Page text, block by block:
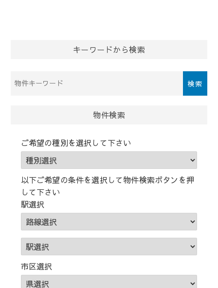
キーワードから検索
件
ワ
ド)
物件検索
ご希望の種別を選択して下さい
以下ご希望の条件を選択して物件検索ボタンを押
して下さい
駅選択
市区選択